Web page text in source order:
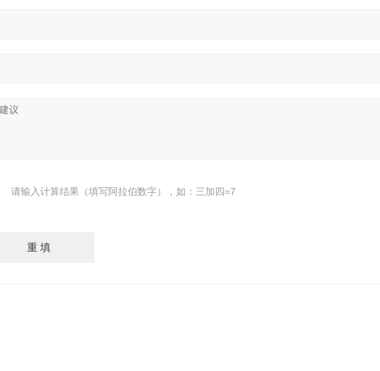
请输入计算结果（填写阿拉伯数字），如：三加四=7